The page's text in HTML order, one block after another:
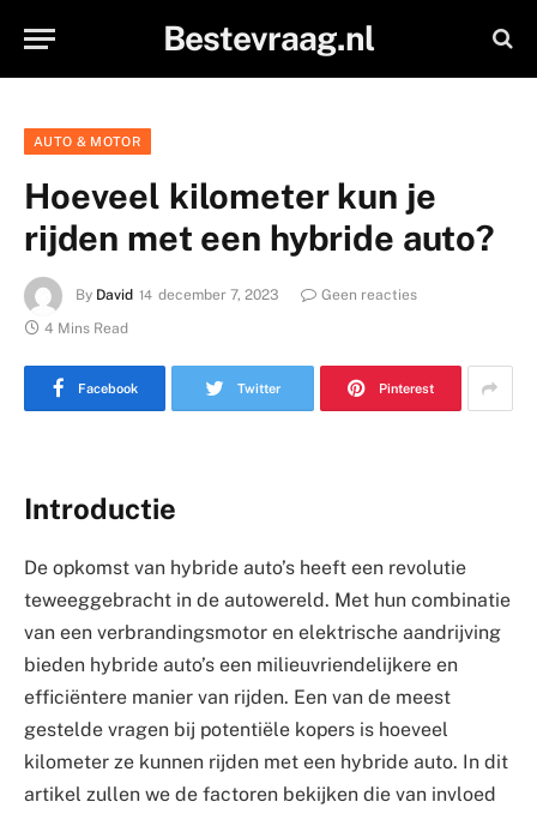
Bestevraag.nl
AUTO & MOTOR
Hoeveel kilometer kun je
rijden met een hybride auto?
By David december 7, 2023
Geen reacties
4 Mins Read
Facebook Twitter Pinterest
Introductie
De opkomst van hybride auto’s heeft een revolutie
teweeggebracht in de autowereld. Met hun combinatie
van een verbrandingsmotor en elektrische aandrijving
bieden hybride auto’s een milieuvriendelijkere en
efficiëntere manier van rijden. Een van de meest
gestelde vragen bij potentiële kopers is hoeveel
kilometer ze kunnen rijden met een hybride auto. In dit
artikel zullen we de factoren bekijken die van invloed